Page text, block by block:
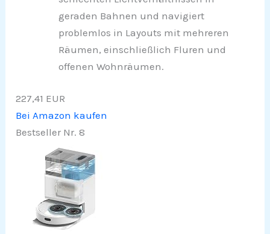
geraden Bahnen und navigiert
problemlos in Layouts mit mehreren
Räumen, einschließlich Fluren und
offenen Wohnräumen.
227,41 EUR
Bei Amazon kaufen
Bestseller Nr. 8